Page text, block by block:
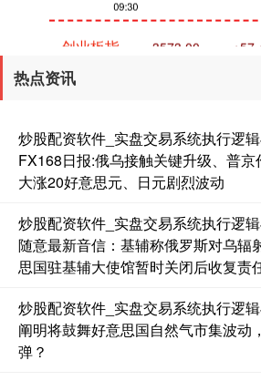
创业板指
基金指数 7234.71
热点资讯
炒股配资软件_实盘交易系统执行逻
FX168日报:俄乌接触关键升级、普
大涨20好意思元、日元剧烈波动
炒股配资软件_实盘交易系统执行逻
随意最新音信：基辅称俄罗斯对乌辐
思国驻基辅大使馆暂时关闭后收复责
炒股配资软件_实盘交易系统执行逻
阐明将鼓舞好意思国自然气市集波动
弹？